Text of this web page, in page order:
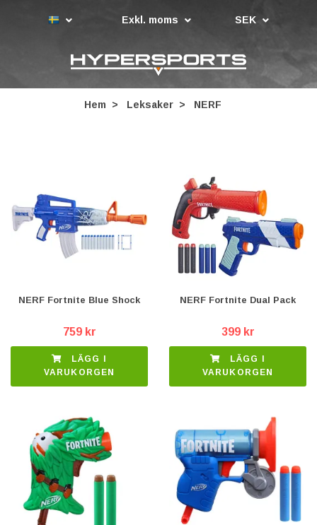
Exkl. moms SEK
Hem Leksaker NERF
NERF Fortnite Blue Shock
759 kr
VARUKORGEN
NERF Fortnite Dual Pack
399 kr
VARUKORGEN